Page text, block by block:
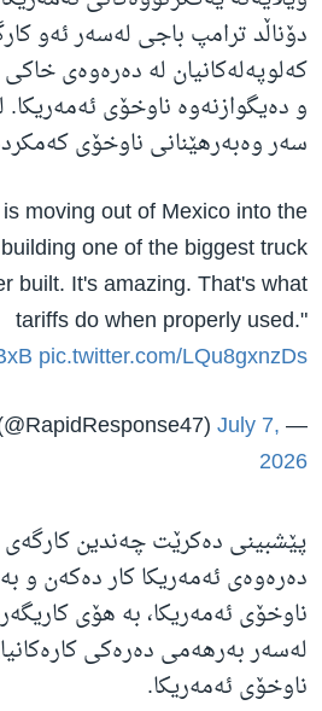
دۆناڵد ترامپ باجی لەسەر ئەو
کەلوپەلەکانیان لە دەرەوەی
و دەیگوازنەوە ناوخۆی ئەمەریکا.
سەر وەبەرهێنانی ناوخۆی
moving out of Mexico into the
one of the biggest truck
built. It's amazing. That's what
tariffs do when properly used."
pic.twitter.com/LQu8gxnzDs
— Rapid Response 47 (@RapidResponse47)
July 7,
2026
پێشبینی دەکرێت چەندین
دەرەوەی ئەمەریکا کار دەکەن و
ناوخۆی ئەمەریکا، بە هۆی
لەسەر بەرهەمی دەرەکی
ناوخۆی ئەمەریکا.